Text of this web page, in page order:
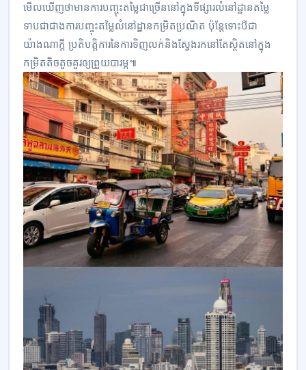
មើលឃើញថាមានការបញ្ចុះតម្លៃជាច្រើននៅក្នុងទីផ្សារលំនៅដ្ឋានតម្លៃ
ទាបជាជាងការបញ្ចុះតម្លៃលំនៅដ្ឋានកម្រិតប្រណិត ប៉ុន្តែទោះបីជា
យ៉ាងណាក្តី ប្រតិបត្តិការនៃការទិញលក់និងស្វែងរកនៅតែស្ថិតនៅក្នុង
កម្រិតតិចតួចគួរឲ្យព្រួយបារម្ភ៕